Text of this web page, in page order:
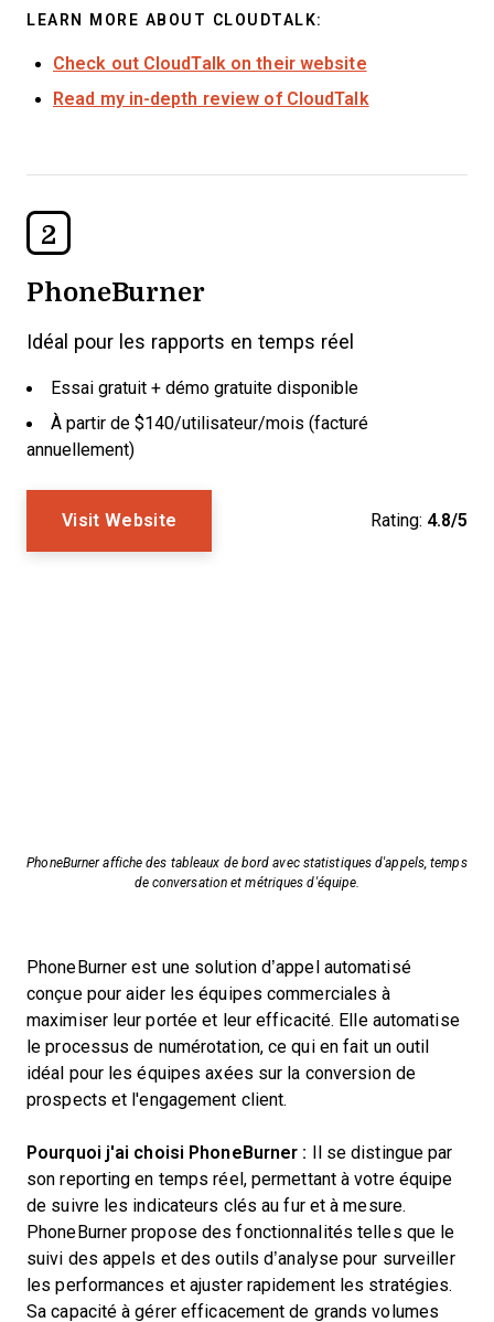
LEARN MORE ABOUT CLOUDTALK:
Check out CloudTalk on their website
Read my in-depth review of CloudTalk
2
PhoneBurner
Idéal pour les rapports en temps réel
Essai gratuit + démo gratuite disponible
À partir de $140/utilisateur/mois (facturé
annuellement)
Visit Website Rating: 4.8/5
PhoneBurner affiche des tableaux de bord avec statistiques d'appels, temps
de conversation et métriques d'équipe.
PhoneBurner est une solution d’appel automatisé
conçue pour aider les équipes commerciales à
maximiser leur portée et leur efficacité. Elle automatise
le processus de numérotation, ce qui en fait un outil
idéal pour les équipes axées sur la conversion de
prospects et l'engagement client.
Pourquoi j'ai choisi PhoneBurner : Il se distingue par
son reporting en temps réel, permettant à votre équipe
de suivre les indicateurs clés au fur et à mesure.
PhoneBurner propose des fonctionnalités telles que le
suivi des appels et des outils d’analyse pour surveiller
les performances et ajuster rapidement les stratégies.
Sa capacité à gérer efficacement de grands volumes